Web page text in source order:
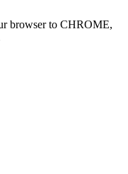
browser to CHROME,